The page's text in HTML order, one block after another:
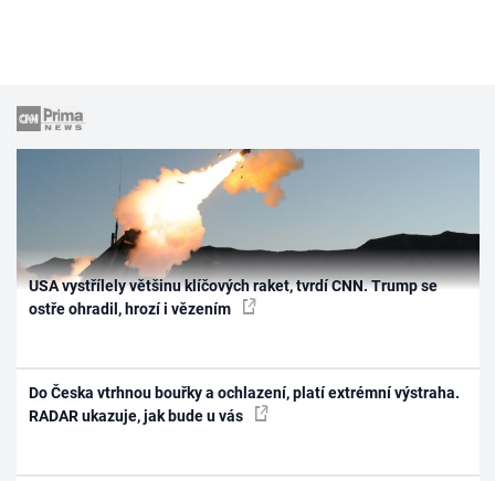
USA vystřílely většinu klíčových raket, tvrdí CNN. Trump se
ostře ohradil, hrozí i vězením
Do Česka vtrhnou bouřky a ochlazení, platí extrémní výstraha.
RADAR ukazuje, jak bude u vás